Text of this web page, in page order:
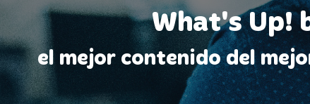
What's Up!
el mejor contenido del